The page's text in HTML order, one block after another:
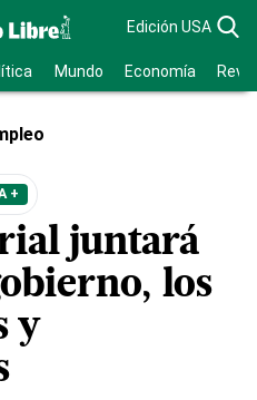
Edición USA
Mundo Economía
+
juntará
los
y